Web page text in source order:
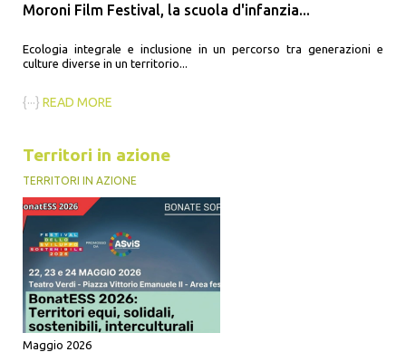
Moroni Film Festival, la scuola d'infanzia...
Ecologia integrale e inclusione in un percorso tra generazioni e
culture diverse in un territorio...
{···} READ MORE
Territori in azione
TERRITORI IN AZIONE
Maggio 2026